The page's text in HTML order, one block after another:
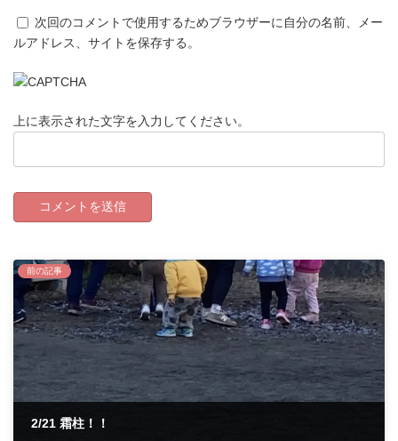
次回のコメントで使用するためブラウザーに自分の名前、メー
ルアドレス、サイトを保存する。
上に表示された文字を入力してください。
前の記事
2/21 霜柱！！